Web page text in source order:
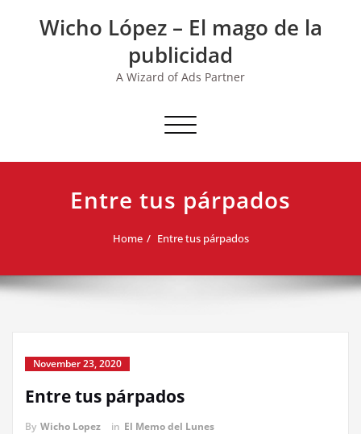
Wicho López – El mago de la
publicidad
A Wizard of Ads Partner
Toggle navigation
Entre tus párpados
Home Entre tus párpados
November 23, 2020
Entre tus párpados
By Wicho Lopez in El Memo del Lunes